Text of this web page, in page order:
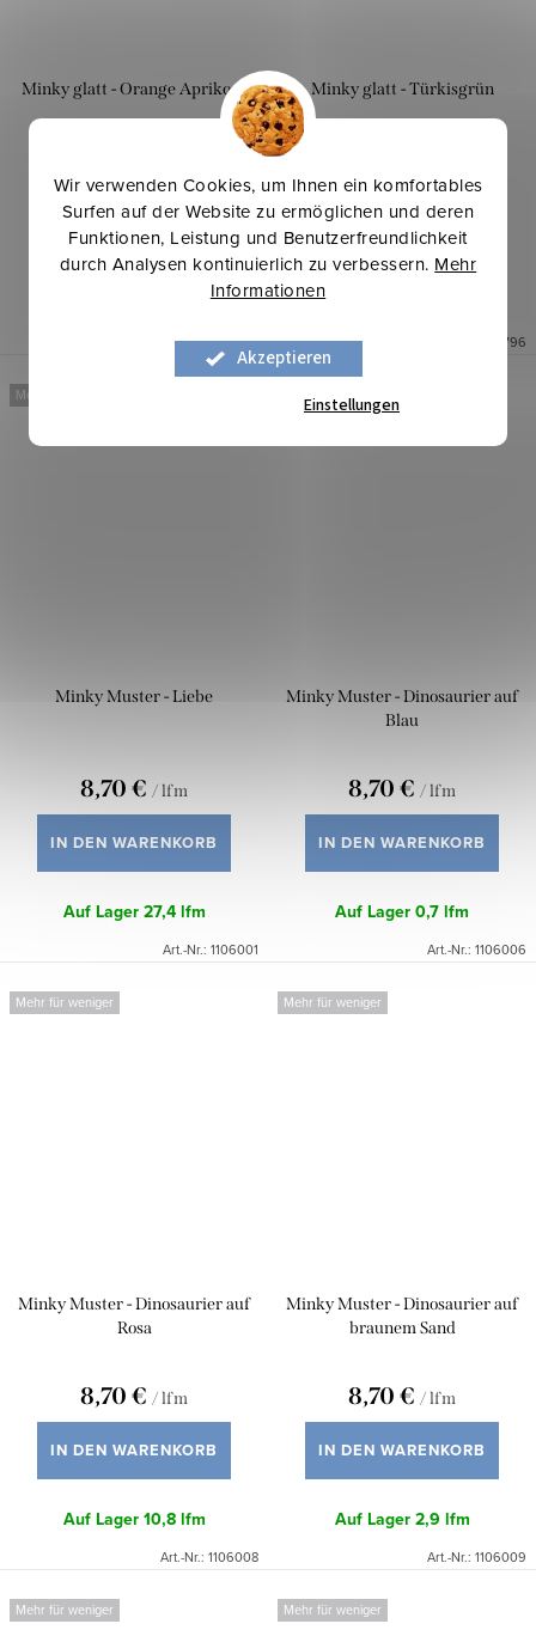
Wir verwenden Cookies, um Ihnen ein komfortables
Surfen auf der Website zu ermöglichen und deren
Funktionen, Leistung und Benutzerfreundlichkeit
durch Analysen kontinuierlich zu verbessern. Mehr
Informationen
Akzeptieren
Einstellungen
Minky glatt - Orange Aprikose
8,70 €/ lfm
IN DEN WARENKORB
Art.-Nr.:1105590
Minky glatt - Türkisgrün
8,70 €/ lfm
IN DEN WARENKORB
1105796
Mehr für weniger
Minky Muster - Liebe
8,70 € / lfm
IN DEN WARENKORB
Auf Lager27,4 lfm
Art.-Nr.: 1106001
Mehr für weniger
Minky Muster - Dinosaurier auf
Blau
8,70 € / lfm
IN DEN WARENKORB
Auf Lager0,7 lfm
Art.-Nr.: 1106006
Mehr für weniger
Minky Muster - Dinosaurier auf
Rosa
8,70 € / lfm
IN DEN WARENKORB
Auf Lager10,8 lfm
Art.-Nr.: 1106008
Mehr für weniger
Minky Muster - Dinosaurier auf
braunem Sand
8,70 € / lfm
IN DEN WARENKORB
Auf Lager2,9 lfm
Art.-Nr.: 1106009
Mehr für weniger Mehr für weniger